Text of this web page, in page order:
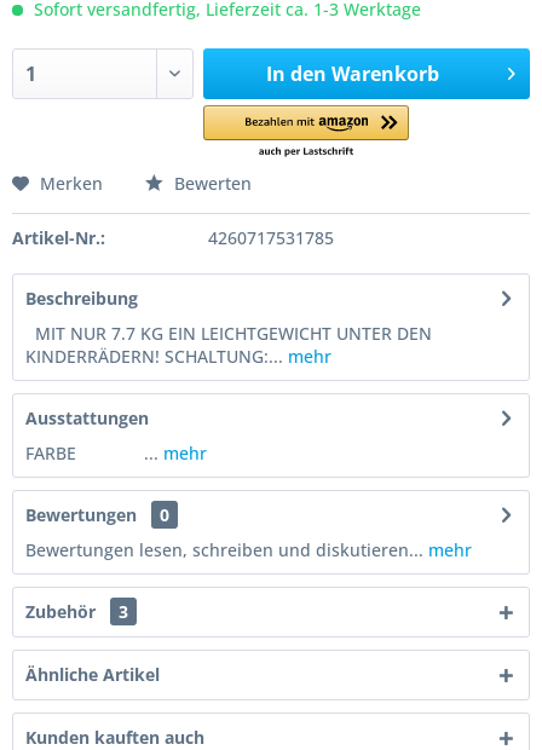
Sofort versandfertig, Lieferzeit ca. 1-3 Werktage
In den Warenkorb
Merken Bewerten
Artikel-Nr.: 4260717531785
Beschreibung
MIT NUR 7.7 KG EIN LEICHTGEWICHT UNTER DEN
KINDERRÄDERN! SCHALTUNG:... mehr
Ausstattungen
FARBE ... mehr
Bewertungen
0
Bewertungen lesen, schreiben und diskutieren... mehr
Zubehör 3
Ähnliche Artikel
Kunden kauften auch